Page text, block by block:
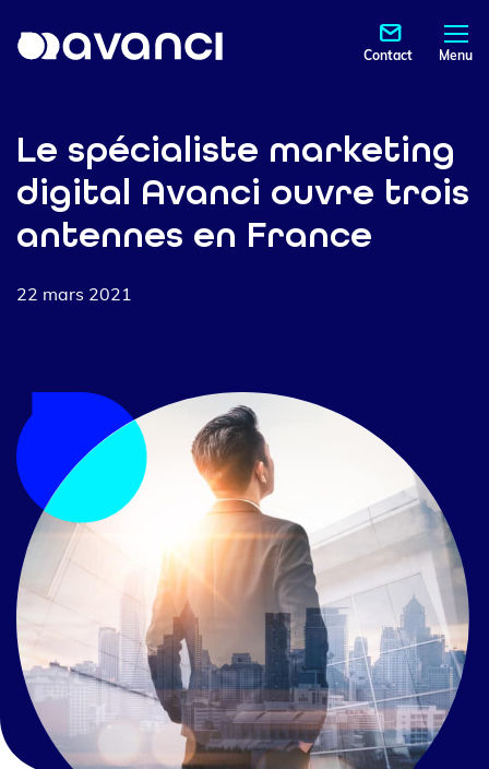
Contact Menu
Le spécialiste marketing
digital Avanci ouvre trois
antennes en France
22 mars 2021